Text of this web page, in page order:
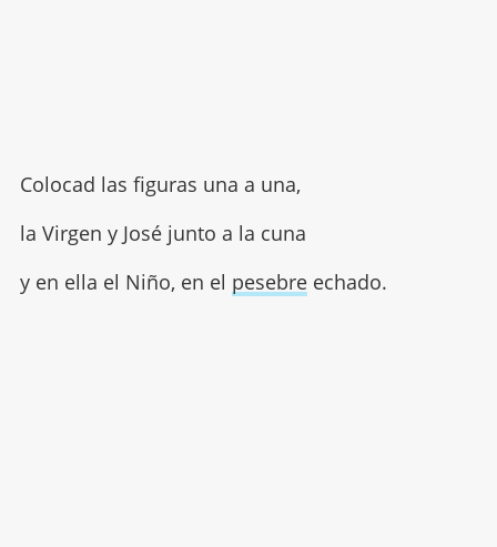
Colocad las figuras una a una,
la Virgen y José junto a la cuna
y en ella el Niño, en el pesebreechado.